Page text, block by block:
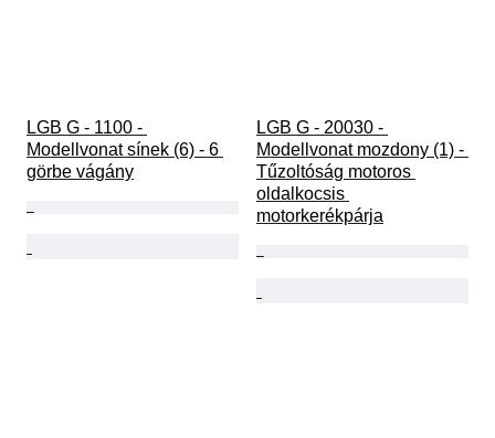
LGB G - 1100 -
Modellvonat sínek (6) - 6
görbe vágány
LGB G - 20030 -
Modellvonat mozdony (1) -
Tűzoltóság motoros
oldalkocsis
motorkerékpárja